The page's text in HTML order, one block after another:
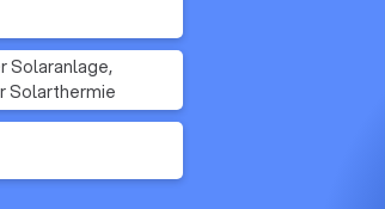
Solaranlage,
Solarthermie